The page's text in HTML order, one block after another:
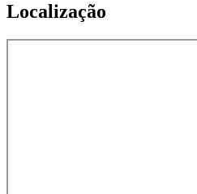
Localização